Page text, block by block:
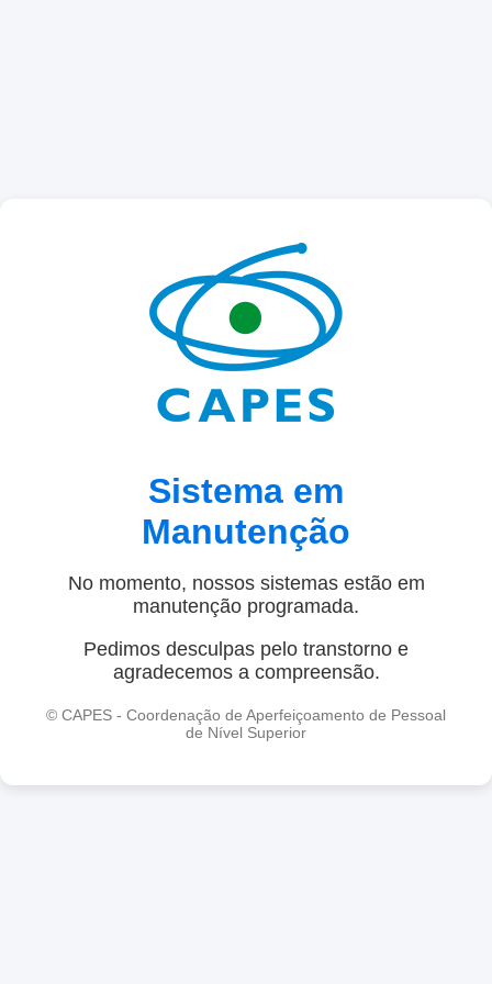
Sistema em
Manutenção
No momento, nossos sistemas estão em
manutenção programada.
Pedimos desculpas pelo transtorno e
agradecemos a compreensão.
© CAPES - Coordenação de Aperfeiçoamento de Pessoal
de Nível Superior